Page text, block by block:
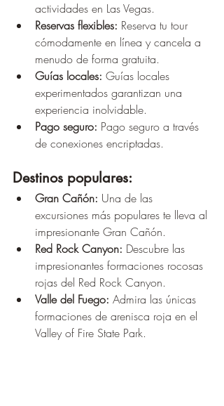
actividades en Las Vegas.
Reservas flexibles: Reserva tu tour
cómodamente en línea y cancela a
menudo de forma gratuita.
Guías locales: Guías locales
experimentados garantizan una
experiencia inolvidable.
Pago seguro: Pago seguro a través
de conexiones encriptadas.
Destinos populares:
Gran Cañón: Una de las
excursiones más populares te lleva al
impresionante Gran Cañón.
Red Rock Canyon: Descubre las
impresionantes formaciones rocosas
rojas del Red Rock Canyon.
Valle del Fuego: Admira las únicas
formaciones de arenisca roja en el
Valley of Fire State Park.